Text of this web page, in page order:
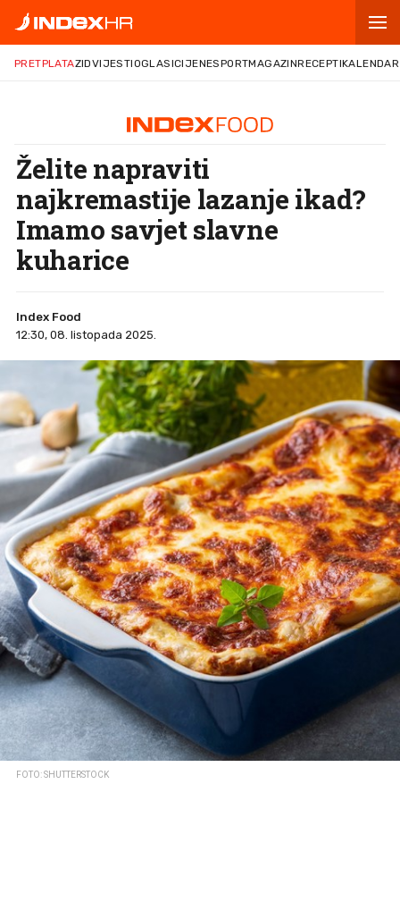
PRETPLATAZIDVIJESTIOGLASICIJENESPORTMAGAZINRECEPTIKALENDAR
Želite napraviti
najkremastije lazanje ikad?
Imamo savjet slavne
kuharice
Index Food
12:30, 08. listopada 2025.
FOTO: SHUTTERSTOCK